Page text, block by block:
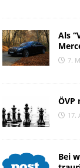
Als
7.
ÖVP
17.
Bei